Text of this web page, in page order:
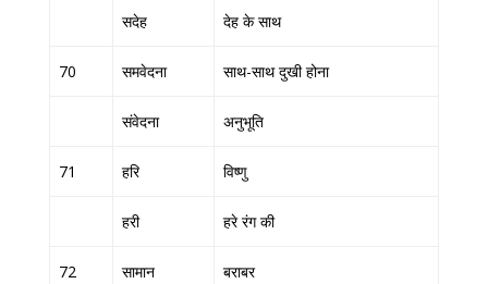
सदेह देह के साथ
70 समवेदना साथ-साथ दुखी होना
संवेदना अनुभूति
71 हरि विष्णु
हरी हरे रंग की
72 सामान बराबर